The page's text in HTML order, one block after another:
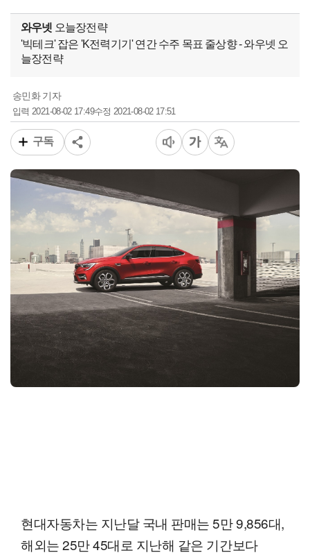
와우넷 오늘장전략
'빅테크' 잡은 'K전력기기' 연간 수주 목표 줄상향 - 와우넷 오
늘장전략
송민화 기자
입력 2021-08-02 17:49수정 2021-08-02 17:51
구독
현대자동차는 지난달 국내 판매는 5만 9,856대,
해외는 25만 45대로 지난해 같은 기간보다